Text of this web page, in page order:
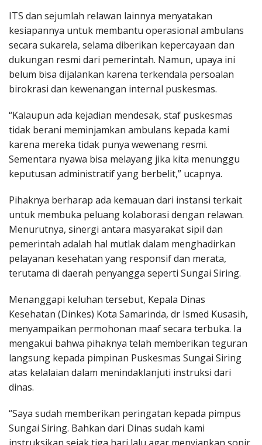
ITS dan sejumlah relawan lainnya menyatakan
kesiapannya untuk membantu operasional ambulans
secara sukarela, selama diberikan kepercayaan dan
dukungan resmi dari pemerintah. Namun, upaya ini
belum bisa dijalankan karena terkendala persoalan
birokrasi dan kewenangan internal puskesmas.
“Kalaupun ada kejadian mendesak, staf puskesmas
tidak berani meminjamkan ambulans kepada kami
karena mereka tidak punya wewenang resmi.
Sementara nyawa bisa melayang jika kita menunggu
keputusan administratif yang berbelit,” ucapnya.
Pihaknya berharap ada kemauan dari instansi terkait
untuk membuka peluang kolaborasi dengan relawan.
Menurutnya, sinergi antara masyarakat sipil dan
pemerintah adalah hal mutlak dalam menghadirkan
pelayanan kesehatan yang responsif dan merata,
terutama di daerah penyangga seperti Sungai Siring.
Menanggapi keluhan tersebut, Kepala Dinas
Kesehatan (Dinkes) Kota Samarinda, dr Ismed Kusasih,
menyampaikan permohonan maaf secara terbuka. Ia
mengakui bahwa pihaknya telah memberikan teguran
langsung kepada pimpinan Puskesmas Sungai Siring
atas kelalaian dalam menindaklanjuti instruksi dari
dinas.
“Saya sudah memberikan peringatan kepada pimpus
Sungai Siring. Bahkan dari Dinas sudah kami